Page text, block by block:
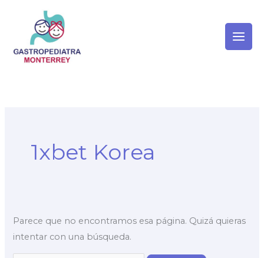
contenido
1xbet Korea
Parece que no encontramos esa página. Quizá quieras
intentar con una búsqueda.